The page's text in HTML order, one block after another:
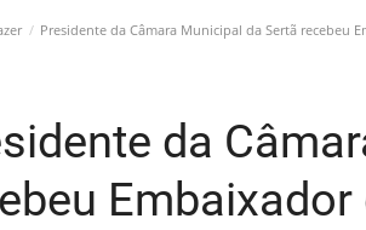
Presidente da Câmara Municipal da Sertã recebeu
da
Embaixador